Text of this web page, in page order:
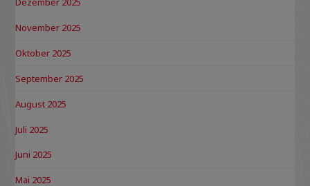
November 2025
Oktober 2025
September 2025
August 2025
Juli 2025
Juni 2025
Mai 2025